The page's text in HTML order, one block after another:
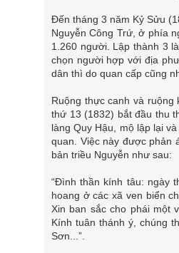
Đến tháng 3 năm Kỷ Sửu
Nguyễn Công Trứ, ở phía
1.260 người. Lập thành 3
chọn người hợp với địa
dân thì do quan cấp cũng
Ruộng thực canh và
thứ 13 (1832) bắt đầu thu
làng Quy Hậu, mộ lập lại
quan. Việc này được phản
bản triều Nguyễn như sau:
“Đình thần kính tâu: ngày
hoang ở các xã ven biển
Xin ban sắc cho phái một
Kính tuân thánh ý, chúng
Sơn...”.